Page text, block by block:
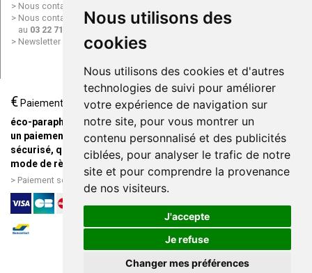
Nous utilisons des
cookies
Nous utilisons des cookies et d'autres
technologies de suivi pour améliorer
votre expérience de navigation sur
notre site, pour vous montrer un
contenu personnalisé et des publicités
ciblées, pour analyser le trafic de notre
site et pour comprendre la provenance
de nos visiteurs.
J'accepte
Je refuse
Changer mes préférences
Nous contacter par e-mail
Nous contacter par téléphone
au 03 22 71 64 10
Newsletter
Mentions légales
Données personnelles
ligne
€ Paiement
éco-parapharmacie.fr offre
un paiement entièrement
sécurisé, quel que soit le
mode de règlement
Paiement sécurisé et simple
Livraison / Point retrait
Commandez en ligne et
recevez votre commande
rapidement chez vous ou en
point retrait
Livraison chez vous ou en